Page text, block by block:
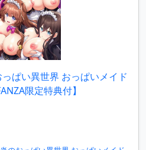
ぱい異世界 おっぱいメイド
限定特典付】